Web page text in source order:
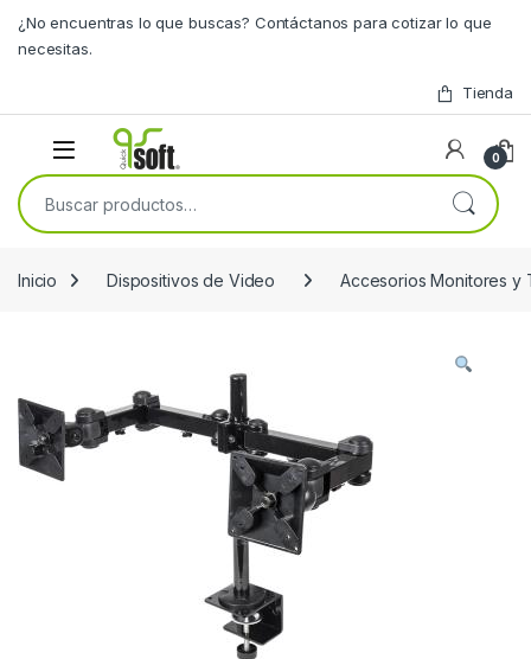
¿No encuentras lo que buscas? Contáctanos para cotizar lo que
necesitas.
Tienda
0
Buscar por:
Inicio Dispositivos de Video Accesorios Monitores y